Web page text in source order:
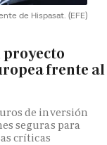
de Hispasat. (EFE)
proyecto
frente al
de inversión
seguras para
críticas